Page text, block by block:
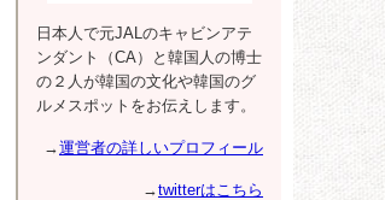
日本人で元JALのキャビンアテ
ンダント（CA）と韓国人の博士
の２人が韓国の文化や韓国のグ
ルメスポットをお伝えします。
→運営者の詳しいプロフィール
→twitterはこちら